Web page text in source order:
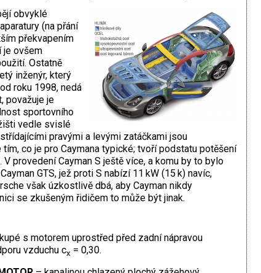
obvyklé
(na přání
překvapením
je ovšem
Ostatně
inženýr, který
roku 1998, nedá
považuje je
sportovního
vedle svislé
pravými a levými zatáčkami jsou
co je pro Caymana typické; tvoří podstatu potěšení
provedení Cayman S ještě více, a komu by to bylo
GTS, jež proti S nabízí 11 kW (15 k) navíc,
však úzkostlivě dbá, aby Cayman nikdy
se zkušeným řidičem to může být jinak.
s motorem uprostřed před zadní nápravou
vzduchu cx = 0,30.